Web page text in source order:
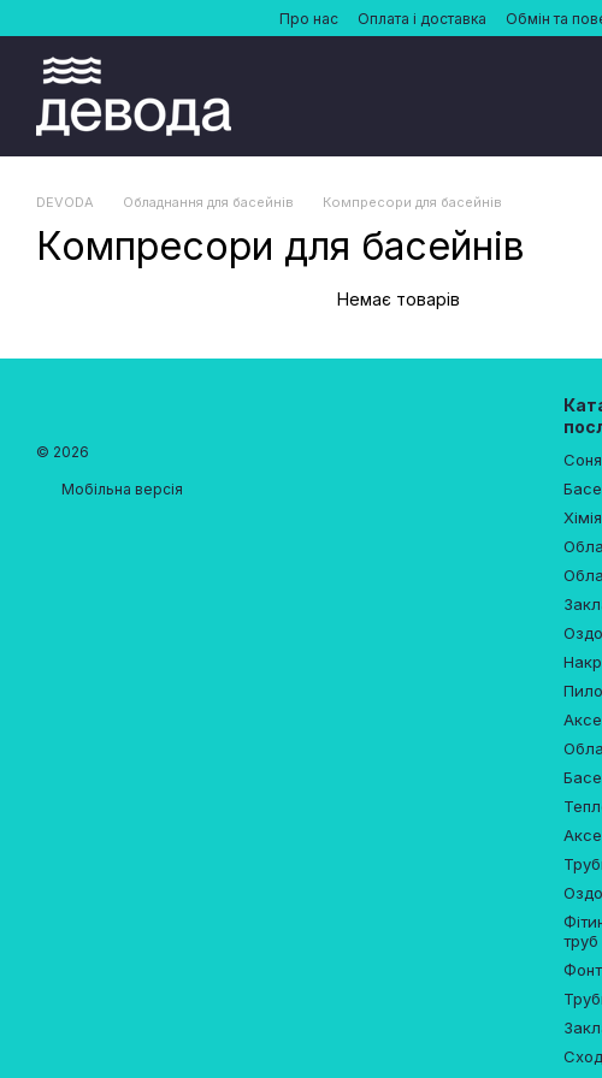
Перейти до основного контентуПро нас Оплата і доставка Обмін та
DEVODA Обладнання для басейнів Компресори для басейнів
Компресори для басейнів
Немає товарів
© 2026
Мобільна версія
труб